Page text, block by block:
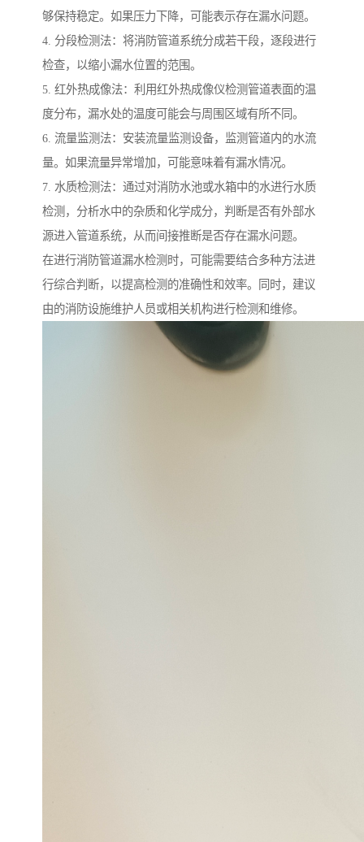
够保持稳定。如果压力下降，可能表示存在漏水问题。
4. 分段检测法：将消防管道系统分成若干段，逐段进行
检查，以缩小漏水位置的范围。
5. 红外热成像法：利用红外热成像仪检测管道表面的温
度分布，漏水处的温度可能会与周围区域有所不同。
6. 流量监测法：安装流量监测设备，监测管道内的水流
量。如果流量异常增加，可能意味着有漏水情况。
7. 水质检测法：通过对消防水池或水箱中的水进行水质
检测，分析水中的杂质和化学成分，判断是否有外部水
源进入管道系统，从而间接推断是否存在漏水问题。
在进行消防管道漏水检测时，可能需要结合多种方法进
行综合判断，以提高检测的准确性和效率。同时，建议
由的消防设施维护人员或相关机构进行检测和维修。